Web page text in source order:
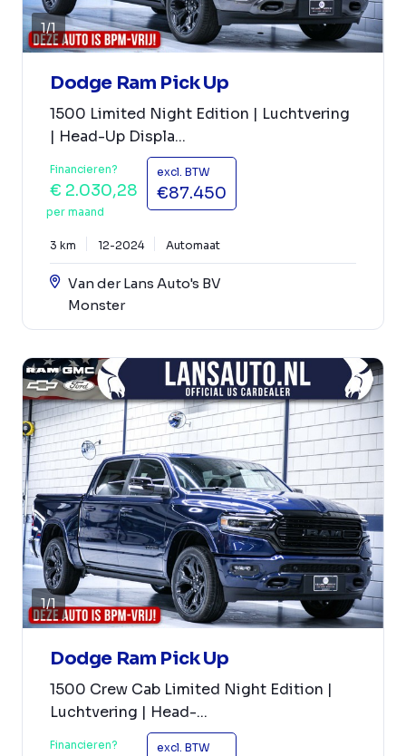
1/1
Dodge Ram Pick Up
1500 Limited Night Edition | Luchtvering
| Head-Up Displa...
Financieren?
€ 2.030,28
per maand
excl. BTW
€87.450
3 km 12-2024 Automaat
Van der Lans Auto's BV
Monster
1/1
Dodge Ram Pick Up
1500 Crew Cab Limited Night Edition |
Luchtvering | Head-...
Financieren? excl. BTW